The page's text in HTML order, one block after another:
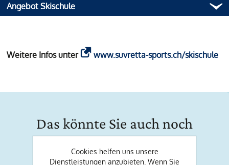
Angebot Skischule
Weitere Infos unter www.suvretta-sports.ch/skischule
Das könnte Sie auch noch
interessieren:
Cookies helfen uns unsere
Dienstleistungen anzubieten. Wenn Sie